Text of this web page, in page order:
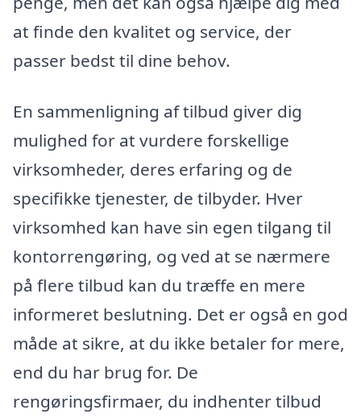
at finde den kvalitet og service, der
passer bedst til dine behov.
En sammenligning af tilbud giver dig
mulighed for at vurdere forskellige
virksomheder, deres erfaring og de
specifikke tjenester, de tilbyder. Hver
virksomhed kan have sin egen tilgang til
kontorrengøring, og ved at se nærmere
på flere tilbud kan du træffe en mere
informeret beslutning. Det er også en god
måde at sikre, at du ikke betaler for mere,
end du har brug for. De
rengøringsfirmaer, du indhenter tilbud